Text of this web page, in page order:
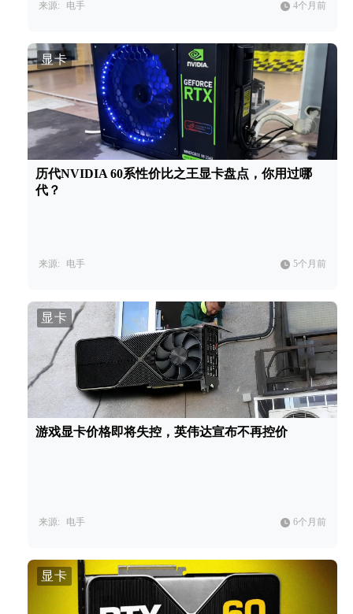
来源: 电手 4个月前
显卡
历代NVIDIA 60系性价比之王显卡盘点，你用过哪
代？
来源: 电手 5个月前
显卡
游戏显卡价格即将失控，英伟达宣布不再控价
来源: 电手 6个月前
显卡